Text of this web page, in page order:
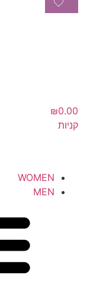
₪0.00
קניות
WOMEN
MEN